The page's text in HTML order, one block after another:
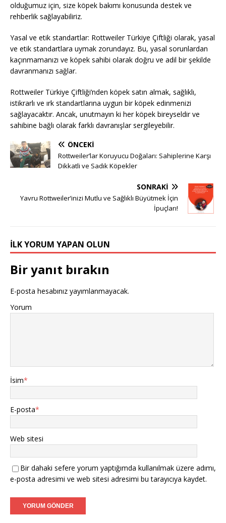
olduğumuz için, size köpek bakımı konusunda destek ve
rehberlik sağlayabiliriz.
Yasal ve etik standartlar: Rottweiler Türkiye Çiftliği olarak, yasal
ve etik standartlara uymak zorundayız. Bu, yasal sorunlardan
kaçınmamanızı ve köpek sahibi olarak doğru ve adil bir şekilde
davranmanızı sağlar.
Rottweiler Türkiye Çiftliği’nden köpek satın almak, sağlıklı,
istikrarlı ve ırk standartlarına uygun bir köpek edinmenizi
sağlayacaktır. Ancak, unutmayın ki her köpek bireyseldir ve
sahibine bağlı olarak farklı davranışlar sergileyebilir.
ÖNCEKI
Rottweiler’lar Koruyucu Doğaları: Sahiplerine Karşı
Dikkatli ve Sadık Köpekler
SONRAKI
Yavru Rottweiler’inizi Mutlu ve Sağlıklı Büyütmek İçin
İpuçları!
İLK YORUM YAPAN OLUN
Bir yanıt bırakın
E-posta hesabınız yayımlanmayacak.
Yorum
İsim*
E-posta*
Web sitesi
Bir dahaki sefere yorum yaptığımda kullanılmak üzere adımı,
e-posta adresimi ve web sitesi adresimi bu tarayıcıya kaydet.